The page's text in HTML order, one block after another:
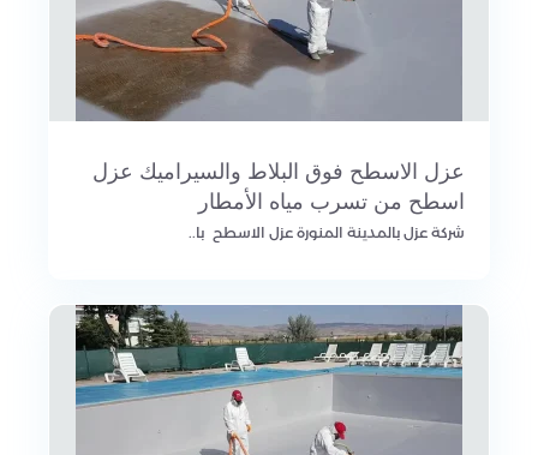
عزل الاسطح فوق البلاط والسيراميك عزل
اسطح من تسرب مياه الأمطار
شركة عزل بالمدينة المنورة عزل الاسطح با..